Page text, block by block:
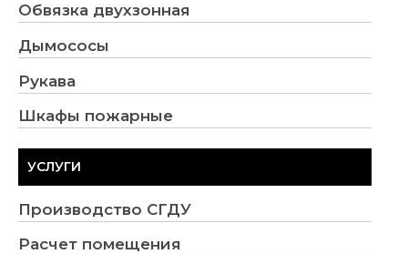
Обвязка двухзонная
Дымососы
Рукава
Шкафы пожарные
УСЛУГИ
Производство СГДУ
Расчет помещения